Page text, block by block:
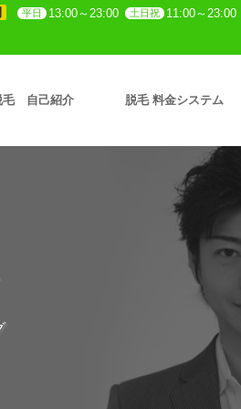
平日 13:00～23:00 土日祝 11:00～23:00
毛 自己紹介 脱毛 料金システム